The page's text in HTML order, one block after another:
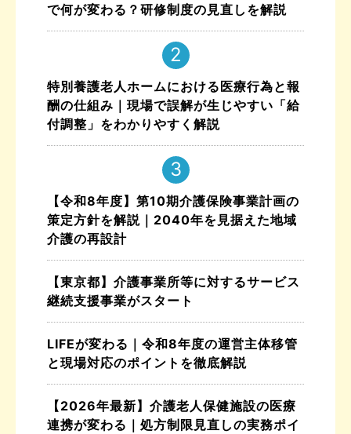
で何が変わる？研修制度の見直しを解説
特別養護老人ホームにおける医療行為と報
酬の仕組み｜現場で誤解が生じやすい「給
付調整」をわかりやすく解説
【令和8年度】第10期介護保険事業計画の
策定方針を解説｜2040年を見据えた地域
介護の再設計
【東京都】介護事業所等に対するサービス
継続支援事業がスタート
LIFEが変わる｜令和8年度の運営主体移管
と現場対応のポイントを徹底解説
【2026年最新】介護老人保健施設の医療
連携が変わる｜処方制限見直しの実務ポイ